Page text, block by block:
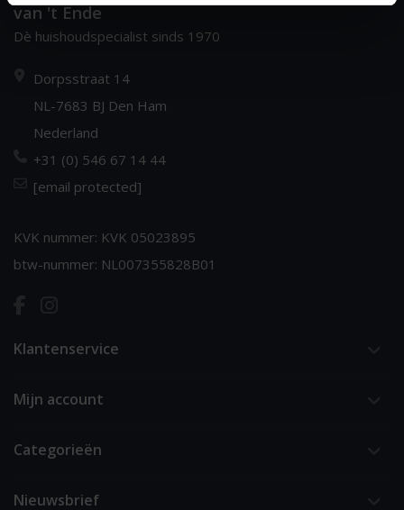
van 't Ende
Dè huishoudspecialist sinds 1970
Dorpsstraat 14
NL-7683 BJ Den Ham
Nederland
+31 (0) 546 67 14 44
[email protected]
KVK nummer: KVK 05023895
btw-nummer: NL007355828B01
Klantenservice
Mijn account
Categorieën
Nieuwsbrief